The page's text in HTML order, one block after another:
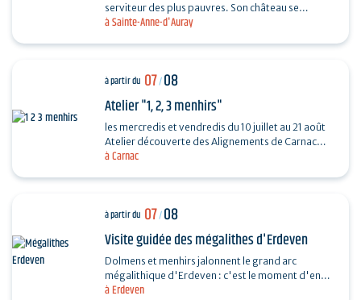
à Sainte-Anne-d'Auray
serviteur des plus pauvres. Son château se
transforme en refuge, sa vie en offrande.
à Carnac
à partir du 07/08
Atelier "1, 2, 3 menhirs"
les mercredis et vendredis du 10 juillet au 21 août
Atelier découverte des Alignements de Carnac
destiné aux enfants de 4 à 6 ans en compagnie
à Erdeven
à partir du 07/08
Visite guidée des mégalithes d'Erdeven
Dolmens et menhirs jalonnent le grand arc
mégalithique d'Erdeven : c'est le moment d'en
découvrir un peu plus. Des Alignements de